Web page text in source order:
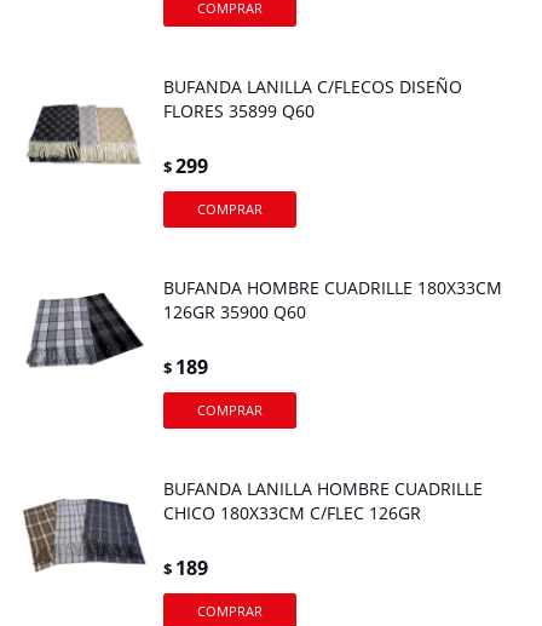
BUFANDA LANILLA C/FLECOS DISEÑO
FLORES 35899 Q60
$299
BUFANDA HOMBRE CUADRILLE 180X33CM
126GR 35900 Q60
$ 189
BUFANDA LANILLA HOMBRE CUADRILLE
CHICO 180X33CM C/FLEC 126GR
$ 189